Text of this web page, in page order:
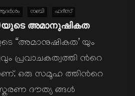
നബി ഹദീസ്
അമാനുഷികത
“അമാനുഷികത’ യും
പ്രവാചകത്വത്തി ന്‍റെ
ഒരു സമൂഹ ത്തിന്‍റെ
ദൗത്യ ങ്ങള്‍